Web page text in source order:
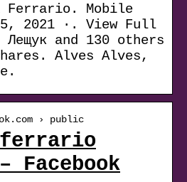
Ferrario. Mobile
2021 ·. View Full
Лещук and 130 others
Alves Alves,
› public